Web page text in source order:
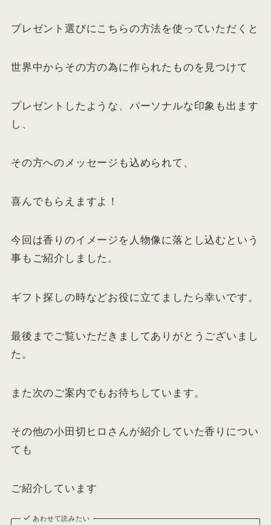
プレゼント選びにこちらの方法を使っていただくと
世界中からその方の為に作られたものを見つけて
プレゼントしたような、パーソナルな印象も出ます
し、
その方へのメッセージも込められて、
喜んでもらえますよ！
今回は香りのイメージを人物像に落とし込むという
事もご紹介しました。
ギフト探しの時などお役に立てましたら幸いです。
最後までご覧いただきましてありがとうございまし
た。
また次のご案内でもお待ちしています。
その他の小田切ヒロさんが紹介していた香りについ
ても
ご紹介しています
あわせて読みたい